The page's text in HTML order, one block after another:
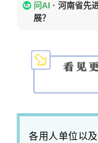
问AI · 河南省先
展？
各用人单位以